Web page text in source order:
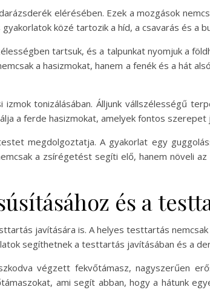
elérésében. Ezek a mozgások
közé tartozik a híd, a csavarás és a
tartsuk, és a talpunkat nyomjuk a
a hasizmokat, hanem a fenék és a hát
tonizálásában. Álljunk vállszélességű
a ferde hasizmokat, amelyek fontos szerepet
megdolgoztatja. A gyakorlat egy
a zsírégetést segíti elő, hanem növeli
és a
javítására is. A helyes testtartás
segíthetnek a testtartás javításában és a
végzett fekvőtámasz, nagyszerűen
ami segít abban, hogy a hátunk